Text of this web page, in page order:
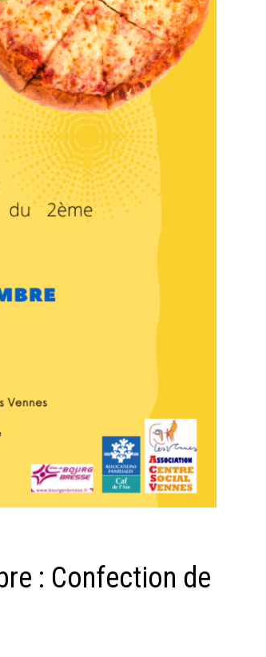
: Confection de